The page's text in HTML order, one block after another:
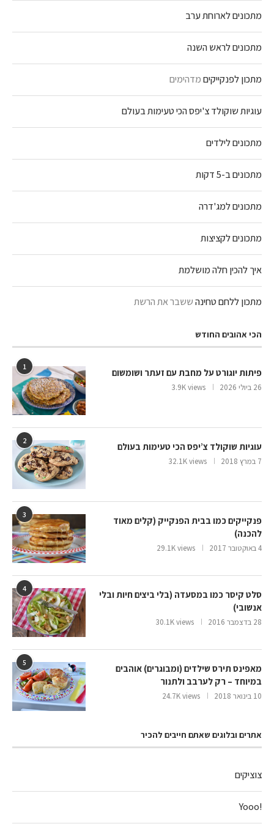
מתכונים לארוחת ערב
מתכונים לראש השנה
מתכון לפנקייקיםמדהימים
עוגיות שוקולד צ'יפס הכי טעימות בעולם
מתכונים לילדים
מתכונים ב-5 דקות
מתכונים למג'דרה
מתכונים לקציצות
איך להכין חלה מושלמת
מתכון ללחם טחינהששבר את הרשת
הכי אהובים החודש
1
פיתות יוגורט על מחבת עם זעתר ושומשום
26 ביולי 2026 3.9K views
2
עוגיות שוקולד צ’יפס הכי טעימות בעולם
7 במרץ 2018 32.1K views
3
פנקייקים כמו בבית הפנקייק (קלים מאוד
להכנה)
4 באוקטובר 2017 29.1K views
4
סלט קיסר כמו במסעדה (בלי ביצים חיות ובלי
אנשובי)
28 בדצמבר 2016 30.1K views
5
מאפינס תירס שילדים (ומבוגרים) אוהבים
במיוחד – רק לערבב ולתנור
10 בינואר 2018 24.7K views
אתרים ובלוגים שאתם חייבים להכיר
צוציקים
!Yooo